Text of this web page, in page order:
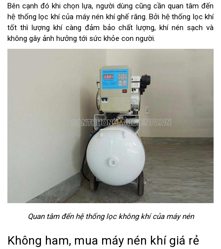
Bên cạnh đó khi chọn lựa, người dùng cũng cần quan tâm đến
hệ thống lọc khí của máy nén khí ghế răng. Bởi hệ thống lọc khí
tốt thì lượng khí càng đảm bảo chất lượng, khí nén sạch và
không gây ảnh hưởng tới sức khỏe con người.
Quan tâm đến hệ thống lọc không khí của máy nén
Không ham, mua máy nén khí giá rẻ